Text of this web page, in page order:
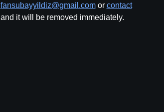
fansubayyildiz@gmail.comor contact
and it will be removed immediately.